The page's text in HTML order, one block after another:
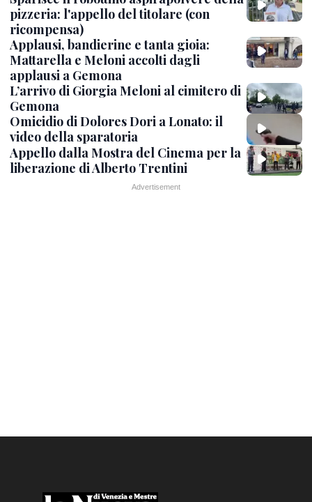
pizzeria: l'appello del titolare (con
ricompensa)
Applausi, bandierine e tanta gioia:
Mattarella e Meloni accolti dagli
applausi a Gemona
L’arrivo di Giorgia Meloni al cimitero di
Gemona
Omicidio di Dolores Dori a Lonato: il
video della sparatoria
Appello dalla Mostra del Cinema per la
liberazione di Alberto Trentini